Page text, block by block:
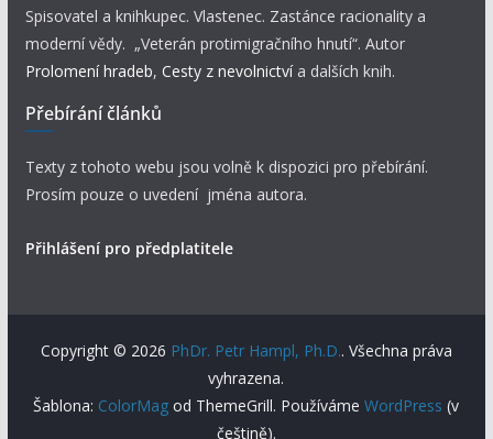
Spisovatel a knihkupec. Vlastenec. Zastánce racionality a
moderní vědy. „Veterán protimigračního hnutí“. Autor
Prolomení hradeb, Cesty z nevolnictví a dalších knih.
Přebírání článků
Texty z tohoto webu jsou volně k dispozici pro přebírání.
Prosím pouze o uvedení jména autora.
Přihlášení pro předplatitele
Copyright © 2026 PhDr. Petr Hampl, Ph.D.. Všechna práva
vyhrazena.
Šablona: ColorMag od ThemeGrill. PoužívámeWordPress (v
češtině).